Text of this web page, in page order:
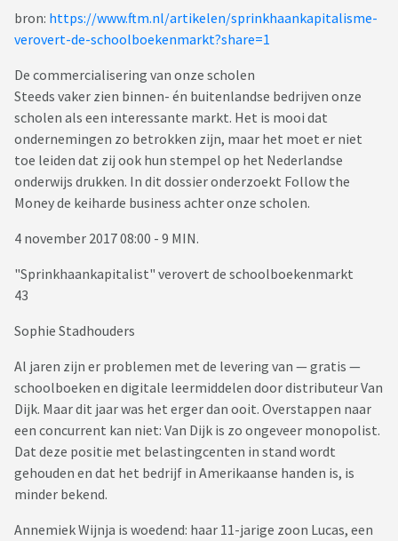
bron: https://www.ftm.nl/artikelen/sprinkhaankapitalisme-
verovert-de-schoolboekenmarkt?share=1
De commercialisering van onze scholen
Steeds vaker zien binnen- én buitenlandse bedrijven onze
scholen als een interessante markt. Het is mooi dat
ondernemingen zo betrokken zijn, maar het moet er niet
toe leiden dat zij ook hun stempel op het Nederlandse
onderwijs drukken. In dit dossier onderzoekt Follow the
Money de keiharde business achter onze scholen.
4 november 2017 08:00 - 9 MIN.
"Sprinkhaankapitalist" verovert de schoolboekenmarkt
43
Sophie Stadhouders
Al jaren zijn er problemen met de levering van — gratis —
schoolboeken en digitale leermiddelen door distributeur Van
Dijk. Maar dit jaar was het erger dan ooit. Overstappen naar
een concurrent kan niet: Van Dijk is zo ongeveer monopolist.
Dat deze positie met belastingcenten in stand wordt
gehouden en dat het bedrijf in Amerikaanse handen is, is
minder bekend.
Annemiek Wijnja is woedend: haar 11-jarige zoon Lucas, een